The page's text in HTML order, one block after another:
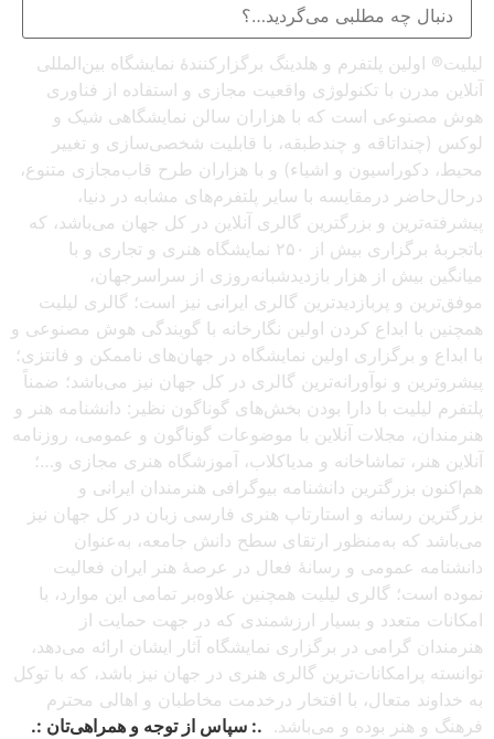
لیلیت® اولین پلتفرم و هلدینگ برگزارکنندهٔ نمایشگاه بین‌المللی
آنلاین مدرن با تکنولوژی واقعیت مجازی و استفاده از فناوری
هوش مصنوعی است که با هزاران سالن نمایشگاهی شیک و
لوکس (چنداتاقه و چندطبقه، با قابلیت شخصی‌سازی و تغییر
محیط، دکوراسیون و اشیاء) و با هزاران طرح قاب‌مجازی متنوع،
درحال‌حاضر درمقایسه با سایر پلتفرم‌های مشابه در دنیا،
پیشرفته‌ترین و بزرگترین گالری آنلاین در کل جهان می‌باشد، که
باتجربهٔ برگزاری بیش از ۲۵۰ نمایشگاه هنری و تجاری و با
میانگین بیش از هزار بازدیدشبانه‌روزی از سراسرجهان،
موفق‌ترین و پربازدیدترین گالری ایرانی نیز است؛ گالری لیلیت
همچنین با ابداع کردن اولین نگارخانه با گویندگی هوش مصنوعی و
با ابداع و برگزاری اولین نمایشگاه در جهان‌های ناممکن و فانتزی؛
پیشروترین و نوآورانه‌ترین گالری در کل جهان نیز می‌باشد؛ ضمناً
پلتفرم لیلیت با دارا بودن بخش‌های گوناگون نظیر: دانشنامه هنر و
هنرمندان، مجلات آنلاین با موضوعات گوناگون و عمومی، روزنامه
آنلاین هنر، تماشاخانه و مدیاکلاب، آموزشگاه هنری مجازی و…؛
هم‌اکنون بزرگترین دانشنامه بیوگرافی هنرمندان ایرانی و
بزرگترین رسانه و استارتاپ هنری فارسی زبان در کل جهان نیز
می‌باشد که به‌منظور ارتقای سطح دانش جامعه، به‌عنوان
دانشنامه عمومی و رسانهٔ فعال در عرصهٔ هنر ایران فعالیت
نموده است؛ گالری لیلیت همچنین علاوه‌بر تمامی این موارد، با
امکانات متعدد و بسیار ارزشمندی که در جهت حمایت از
هنرمندان گرامی در برگزاری نمایشگاه آثار ایشان ارائه می‌دهد،
توانسته پرامکانات‌ترین گالری هنری در جهان نیز باشد، که با توکل
به خداوند متعال، با افتخار درخدمت مخاطبان و اهالی محترم
فرهنگ و هنر بوده و می‌باشد. .: سپاس از توجه و همراهی‌تان :.